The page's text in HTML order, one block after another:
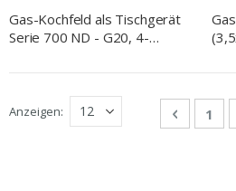
Gas-Kochfeld als Tischgerät
Serie 700 ND - G20, 4-
Seite
ZurückSeite
1
Anzeigen